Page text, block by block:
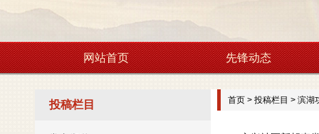
网站首页 先锋动态
投稿栏目 首页> 投稿栏目 > 滨湖